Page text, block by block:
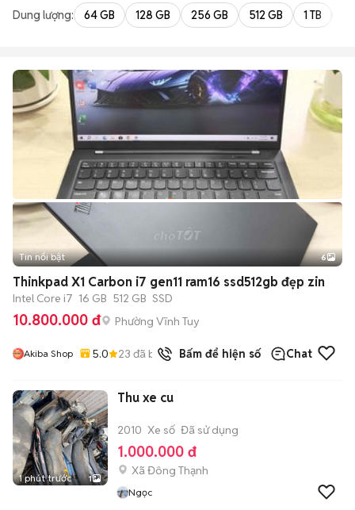
Dung lượng: 64 GB 128 GB 256 GB 512 GB 1 TB
+2
Tin nổi bật 6
Thinkpad X1 Carbon i7 gen11 ram16 ssd512gb đẹp zin
Intel Core i7 16 GB 512 GB SSD
10.800.000 đ Phường Vĩnh Tuy
Akiba Shop 5.0 23 đã bán Bấm để hiện số Chat
1 phút trước 1
Thu xe cu
2010 Xe số Đã sử dụng
1.000.000 đ
Xã Đông Thạnh
Ngọc